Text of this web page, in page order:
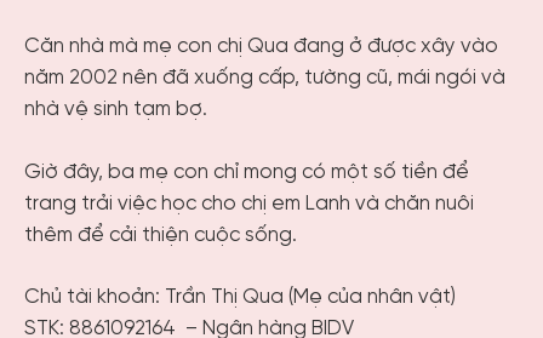
Căn nhà mà mẹ con chị Qua đang ở được xây vào
năm 2002 nên đã xuống cấp, tường cũ, mái ngói và
nhà vệ sinh tạm bợ.
Giờ đây, ba mẹ con chỉ mong có một số tiền để
trang trải việc học cho chị em Lanh và chăn nuôi
thêm để cải thiện cuộc sống.
Chủ tài khoản: Trần Thị Qua (Mẹ của nhân vật)
STK: 8861092164 – Ngân hàng BIDV